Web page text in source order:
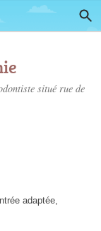
situé rue de
adaptée,